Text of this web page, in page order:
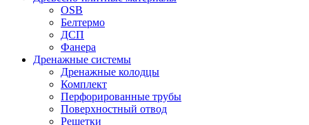
OSB
Белтермо
ДСП
Фанера
Дренажные системы
Дренажные колодцы
Комплект
Перфорированные трубы
Поверхностный отвод
Решетки